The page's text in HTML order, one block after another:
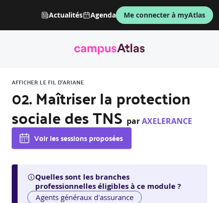
Actualités Agenda Me connecter à myAtlas
AFFICHER LE FIL D'ARIANE
02. Maîtriser la protection
sociale des TNS parAXELERANCE
Voir les sessions proposées
Quelles sont les branches
professionnelles éligibles à ce module ?
Agents généraux d'assurance